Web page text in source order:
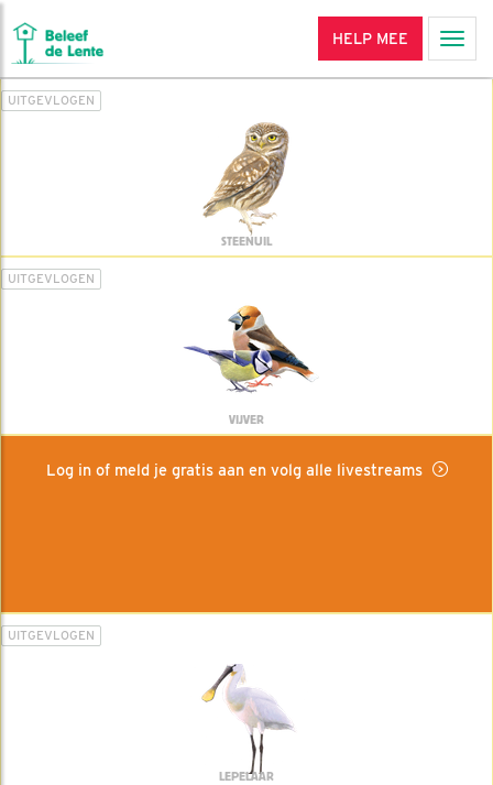
HELP MEE
UITGEVLOGEN
STEENUIL
UITGEVLOGEN
VIJVER
Log in of meld je gratis aan en volg alle livestreams
UITGEVLOGEN
LEPELAAR